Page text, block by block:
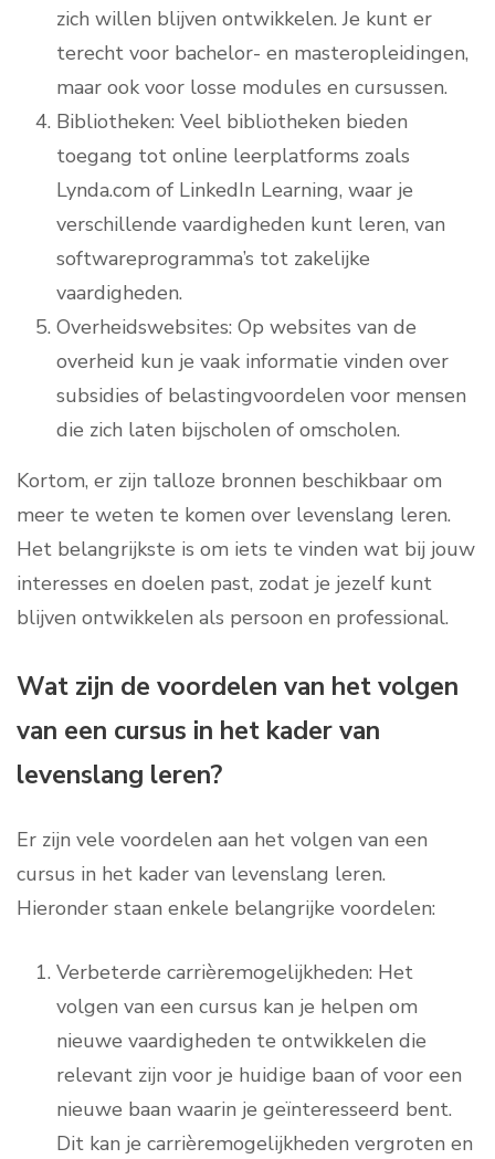
zich willen blijven ontwikkelen. Je kunt er
terecht voor bachelor- en masteropleidingen,
maar ook voor losse modules en cursussen.
Bibliotheken: Veel bibliotheken bieden
toegang tot online leerplatforms zoals
Lynda.com of LinkedIn Learning, waar je
verschillende vaardigheden kunt leren, van
softwareprogramma’s tot zakelijke
vaardigheden.
Overheidswebsites: Op websites van de
overheid kun je vaak informatie vinden over
subsidies of belastingvoordelen voor mensen
die zich laten bijscholen of omscholen.
Kortom, er zijn talloze bronnen beschikbaar om
meer te weten te komen over levenslang leren.
Het belangrijkste is om iets te vinden wat bij jouw
interesses en doelen past, zodat je jezelf kunt
blijven ontwikkelen als persoon en professional.
Wat zijn de voordelen van het volgen
van een cursus in het kader van
levenslang leren?
Er zijn vele voordelen aan het volgen van een
cursus in het kader van levenslang leren.
Hieronder staan enkele belangrijke voordelen:
Verbeterde carrièremogelijkheden: Het
volgen van een cursus kan je helpen om
nieuwe vaardigheden te ontwikkelen die
relevant zijn voor je huidige baan of voor een
nieuwe baan waarin je geïnteresseerd bent.
Dit kan je carrièremogelijkheden vergroten en